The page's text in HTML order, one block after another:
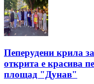
Пеперудени крила
открита е красива
площад "Дунав"